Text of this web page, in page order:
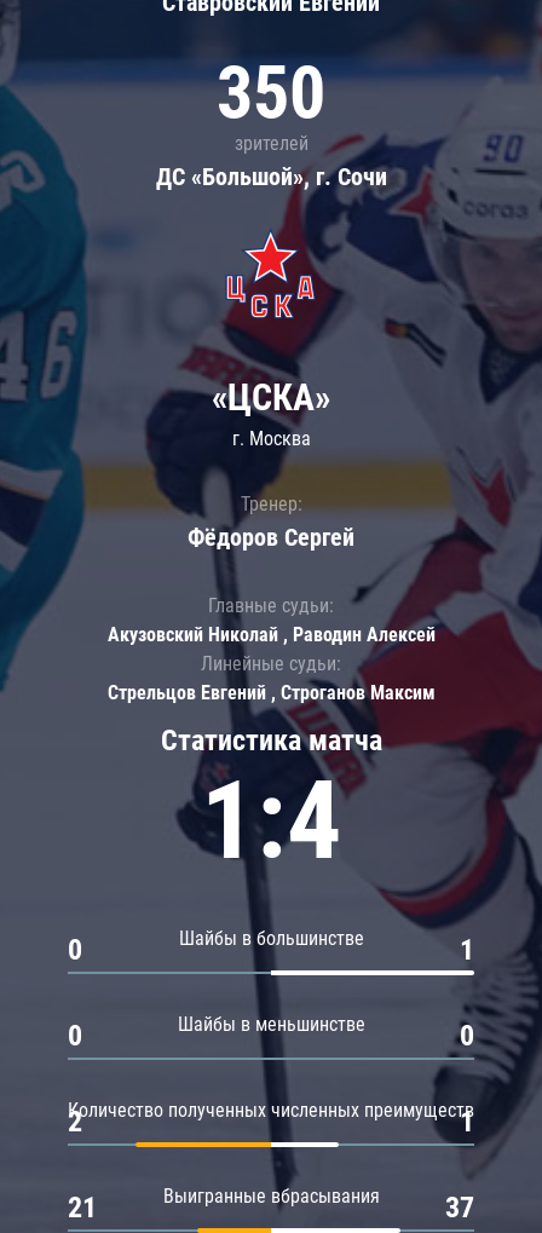
350
зрителей
ДС «Большой», г. Сочи
Статистика матча
1:4
Шайбы в большинстве
0 1
Шайбы в меньшинстве
0 0
Количество полученных численных преимуществ
2 1
Выигранные вбрасывания
21 37
«ЦСКА»
г. Москва
Тренер:
Фёдоров Сергей
Главные судьи:
Акузовский Николай , Раводин Алексей
Линейные судьи:
Стрельцов Евгений , Строганов Максим